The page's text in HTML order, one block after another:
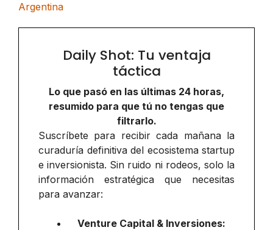
Argentina
Daily Shot: Tu ventaja
táctica
Lo que pasó en las últimas 24 horas,
resumido para que tú no tengas que
filtrarlo.
Suscríbete para recibir cada mañana la
curaduría definitiva del ecosistema startup
e inversionista. Sin ruido ni rodeos, solo la
información estratégica que necesitas
para avanzar:
Venture Capital & Inversiones: